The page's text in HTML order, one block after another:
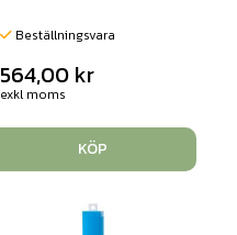
Beställningsvara
564,00 kr
exkl moms
KÖP